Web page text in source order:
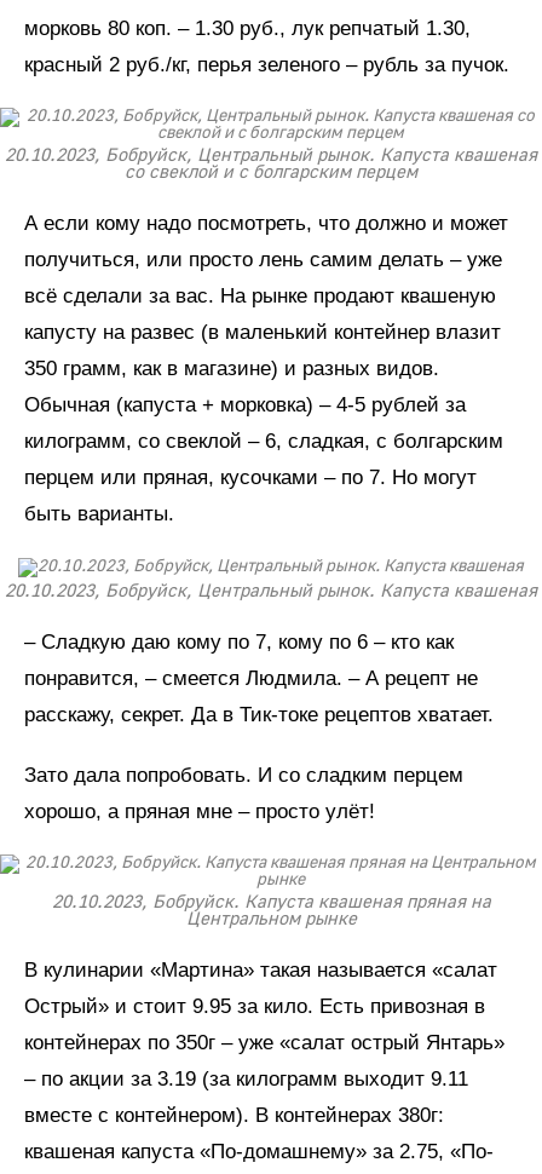
морковь 80 коп. – 1.30 руб., лук репчатый 1.30,
красный 2 руб./кг, перья зеленого – рубль за пучок.
20.10.2023, Бобруйск, Центральный рынок. Капуста квашеная
со свеклой и с болгарским перцем
А если кому надо посмотреть, что должно и может
получиться, или просто лень самим делать – уже
всё сделали за вас. На рынке продают квашеную
капусту на развес (в маленький контейнер влазит
350 грамм, как в магазине) и разных видов.
Обычная (капуста + морковка) – 4-5 рублей за
килограмм, со свеклой – 6, сладкая, с болгарским
перцем или пряная, кусочками – по 7. Но могут
быть варианты.
20.10.2023, Бобруйск, Центральный рынок. Капуста квашеная
– Сладкую даю кому по 7, кому по 6 – кто как
понравится, – смеется Людмила. – А рецепт не
расскажу, секрет. Да в Тик-токе рецептов хватает.
Зато дала попробовать. И со сладким перцем
хорошо, а пряная мне – просто улёт!
20.10.2023, Бобруйск. Капуста квашеная пряная на
Центральном рынке
В кулинарии «Мартина» такая называется «салат
Острый» и стоит 9.95 за кило. Есть привозная в
контейнерах по 350г – уже «салат острый Янтарь»
– по акции за 3.19 (за килограмм выходит 9.11
вместе с контейнером). В контейнерах 380г:
квашеная капуста «По-домашнему» за 2.75, «По-